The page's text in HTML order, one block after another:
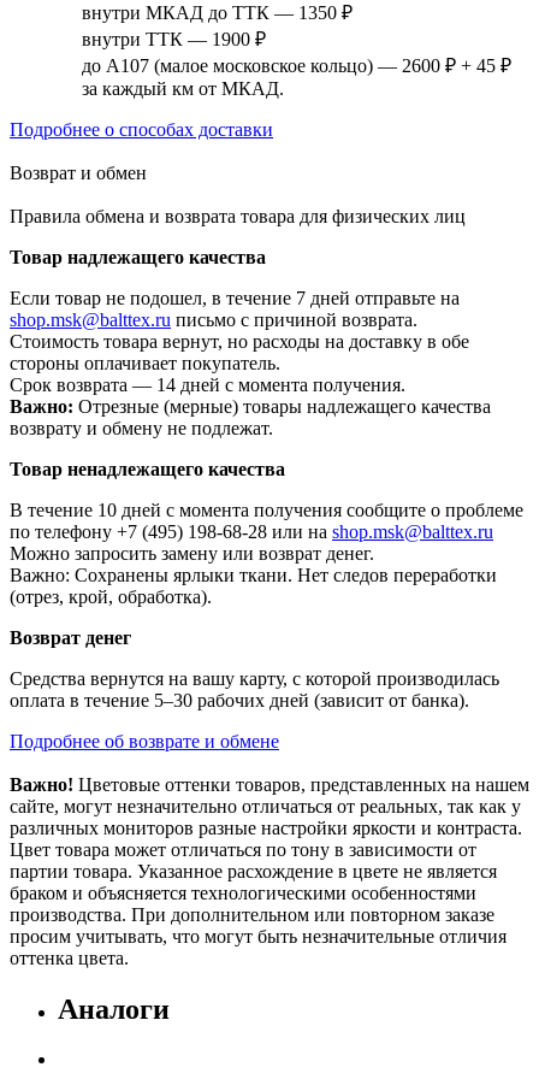
внутри МКАД до ТТК — 1350 ₽
внутри ТТК — 1900 ₽
до А107 (малое московское кольцо) — 2600 ₽ + 45 ₽
за каждый км от МКАД.
Подробнее о способах доставки
Возврат и обмен
Правила обмена и возврата товара для физических лиц
Товар надлежащего качества
Если товар не подошел, в течение 7 дней отправьте на
shop.msk@balttex.ru письмо с причиной возврата.
Стоимость товара вернут, но расходы на доставку в обе
стороны оплачивает покупатель.
Срок возврата — 14 дней с момента получения.
Важно: Отрезные (мерные) товары надлежащего качества
возврату и обмену не подлежат.
Товар ненадлежащего качества
В течение 10 дней с момента получения сообщите о проблеме
по телефону +7 (495) 198-68-28 или на shop.msk@balttex.ru
Можно запросить замену или возврат денег.
Важно: Сохранены ярлыки ткани. Нет следов переработки
(отрез, крой, обработка).
Возврат денег
Средства вернутся на вашу карту, с которой производилась
оплата в течение 5–30 рабочих дней (зависит от банка).
Подробнее об возврате и обмене
Важно! Цветовые оттенки товаров, представленных на нашем
сайте, могут незначительно отличаться от реальных, так как у
различных мониторов разные настройки яркости и контраста.
Цвет товара может отличаться по тону в зависимости от
партии товара. Указанное расхождение в цвете не является
браком и объясняется технологическими особенностями
производства. При дополнительном или повторном заказе
просим учитывать, что могут быть незначительные отличия
оттенка цвета.
Аналоги